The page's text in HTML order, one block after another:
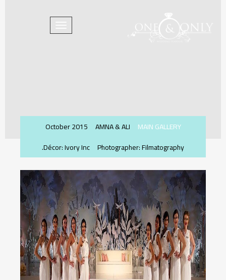
Toggle
MAIN GALLERY
AMNA & ALI
October 2015
Photographer: Filmatography
Décor: Ivory Inc.